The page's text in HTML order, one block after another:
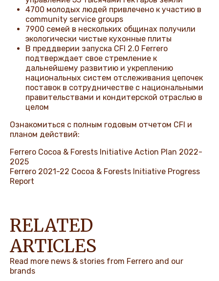
4700 молодых людей привлечено к участию в
community service groups
7900 семей в нескольких общинах получили
экологически чистые кухонные плиты
В преддверии запуска CFI 2.0 Ferrero
подтверждает свое стремление к
дальнейшему развитию и укреплению
национальных систем отслеживания цепочек
поставок в сотрудничестве с национальными
правительствами и кондитерской отраслью в
целом
Ознакомиться с полным годовым отчетом CFI и
планом действий:
Ferrero Cocoa & Forests Initiative Action Plan 2022-
2025
Ferrero 2021-22 Cocoa & Forests Initiative Progress
Report
RELATED
ARTICLES
Read more news & stories from Ferrero and our
brands